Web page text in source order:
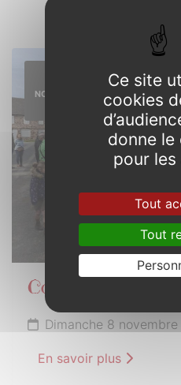
NOVEMBRE
Commémoration
Dimanche 8
En savoir plus
Ce site
cookies
donne
pour
Tout
Tout